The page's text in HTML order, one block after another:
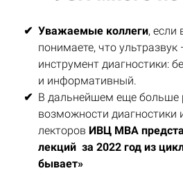
Уважаемые коллеги, если
понимаете, что
инструмент диагностики:
и информативный.
В дальнейшем еще больше
возможности диагностики
лекторов ИВЦ МВА
лекций за 2022 год из
бывает»